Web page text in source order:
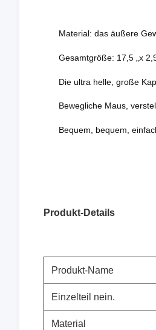
Material: das äußere
Gesamtgröße: 17,5 „x
Die ultra helle, große
Bewegliche Maus,
Bequem, bequem,
Produkt-Details
Produkt-Name
Einzelteil nein.
Material